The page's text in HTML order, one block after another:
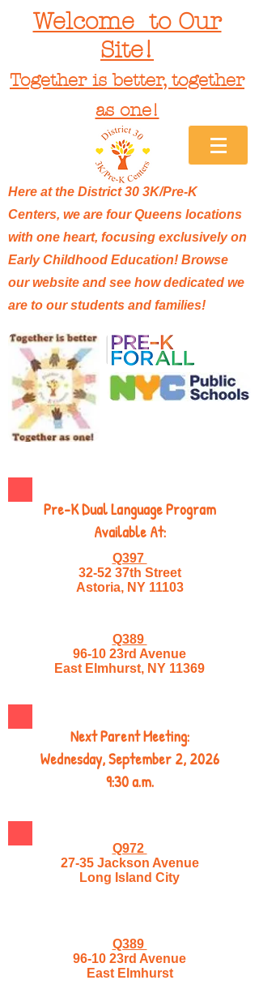
Welcome to Our
Site!
Together is better, together
as one!
Here at the District 30 3K/Pre-K
Centers, we are four Queens locations
with one heart, focusing exclusively on
Early Childhood Education! Browse
our website and see how dedicated we
are to our students and families!
Pre-K Dual Language Program
Available At:
Q397
32-52 37th Street
Astoria, NY 11103
Q389
96-10 23rd Avenue
East Elmhurst, NY 11369
Next Parent Meeting:
Wednesday, September 2, 2026
9:30 a.m.
Q972
27-35 Jackson Avenue
Long Island City
Q389
96-10 23rd Avenue
East Elmhurst